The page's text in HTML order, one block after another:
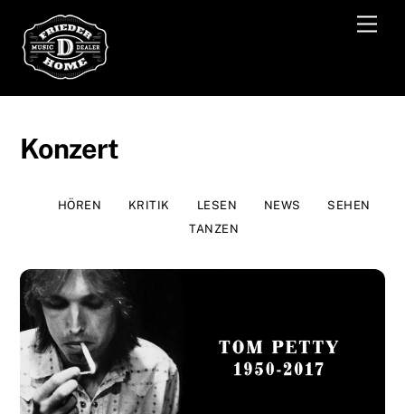
content
Konzert
HÖREN KRITIK LESEN NEWS
SEHEN
TANZEN